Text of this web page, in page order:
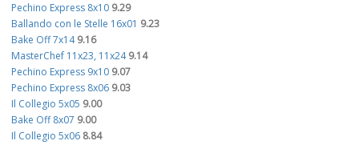
Pechino Express 8x10 9.29
Ballando con le Stelle 16x01 9.23
Bake Off 7x14 9.16
MasterChef 11x23, 11x24 9.14
Pechino Express 9x10 9.07
Pechino Express 8x06 9.03
Il Collegio 5x05 9.00
Bake Off 8x07 9.00
Il Collegio 5x06 8.84